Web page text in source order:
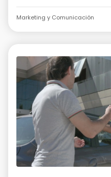
Marketing y Comunicación